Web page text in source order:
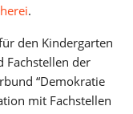
.
den Kindergarten
Fachstellen der
“Demokratie
mit Fachstellen